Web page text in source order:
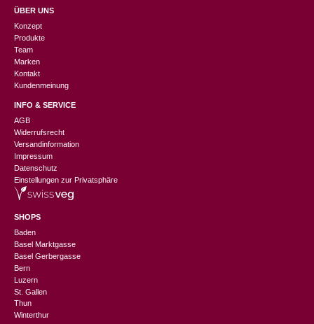
ÜBER UNS
Konzept
Produkte
Team
Marken
Kontakt
Kundenmeinung
INFO & SERVICE
AGB
Widerrufsrecht
Versandinformation
Impressum
Datenschutz
Einstellungen zur Privatsphäre
SHOPS
Baden
Basel Marktgasse
Basel Gerbergasse
Bern
Luzern
St. Gallen
Thun
Winterthur